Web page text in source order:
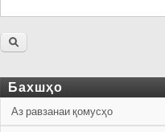
Бахшҳо
Аз равзанаи қомусҳо